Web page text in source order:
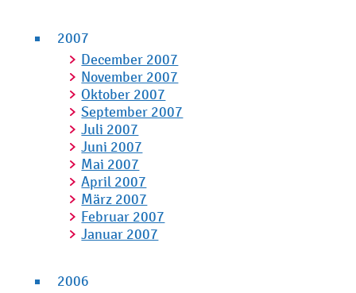
2007
December 2007
November 2007
Oktober 2007
September 2007
Juli 2007
Juni 2007
Mai 2007
April 2007
März 2007
Februar 2007
Januar 2007
2006